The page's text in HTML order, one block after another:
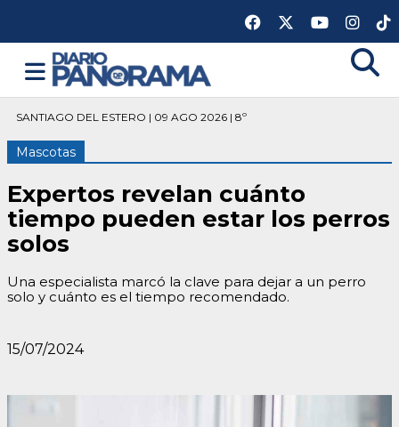
SANTIAGO DEL ESTERO | 09 AGO 2026 | 8º
Mascotas
Expertos revelan cuánto
tiempo pueden estar los perros
solos
Una especialista marcó la clave para dejar a un perro
solo y cuánto es el tiempo recomendado.
15/07/2024